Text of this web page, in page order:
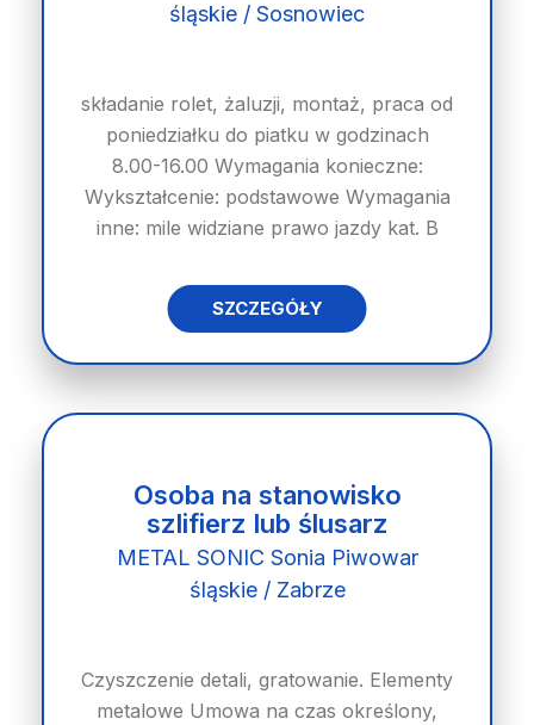
śląskie / Sosnowiec
składanie rolet, żaluzji, montaż, praca od
poniedziałku do piatku w godzinach
8.00-16.00 Wymagania konieczne:
Wykształcenie: podstawowe Wymagania
inne: mile widziane prawo jazdy kat. B
SZCZEGÓŁY
Osoba na stanowisko
szlifierz lub ślusarz
METAL SONIC Sonia Piwowar
śląskie / Zabrze
Czyszczenie detali, gratowanie. Elementy
metalowe Umowa na czas określony,